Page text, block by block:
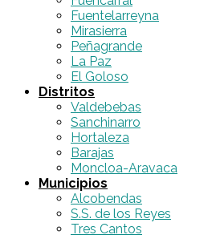
Fuentelarreyna
Mirasierra
Peñagrande
La Paz
El Goloso
Distritos
Valdebebas
Sanchinarro
Hortaleza
Barajas
Moncloa-Aravaca
Municipios
Alcobendas
S.S. de los Reyes
Tres Cantos